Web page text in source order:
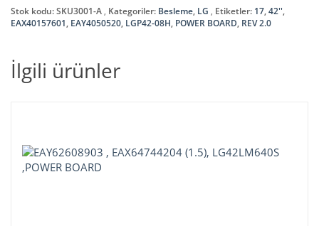
17
,
42''
,
LGP42-
08H
Stok kodu:SKU3001-A Kategoriler: Besleme, LG Etiketler: 17,42'',
EAX40157601, EAY4050520, LGP42-08H, POWER BOARD, REV 2.0
İlgili ürünler